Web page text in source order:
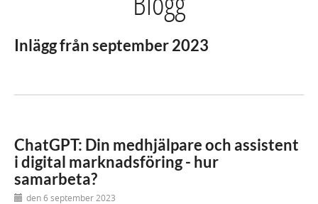
Inlägg från september 2023
ChatGPT: Din medhjälpare och assistent
i digital marknadsföring - hur
samarbeta?
den 6 september 2023